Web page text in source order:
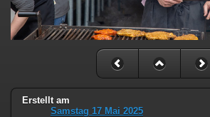
Erstellt am
Samstag 17 Mai 2025